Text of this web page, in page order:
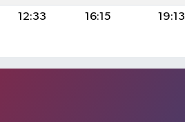
12:33 16:15 19:13